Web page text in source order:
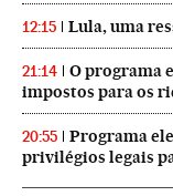
12:15 Lula, uma
21:14
O programa
impostos para os
20:55
Programa
privilégios legais